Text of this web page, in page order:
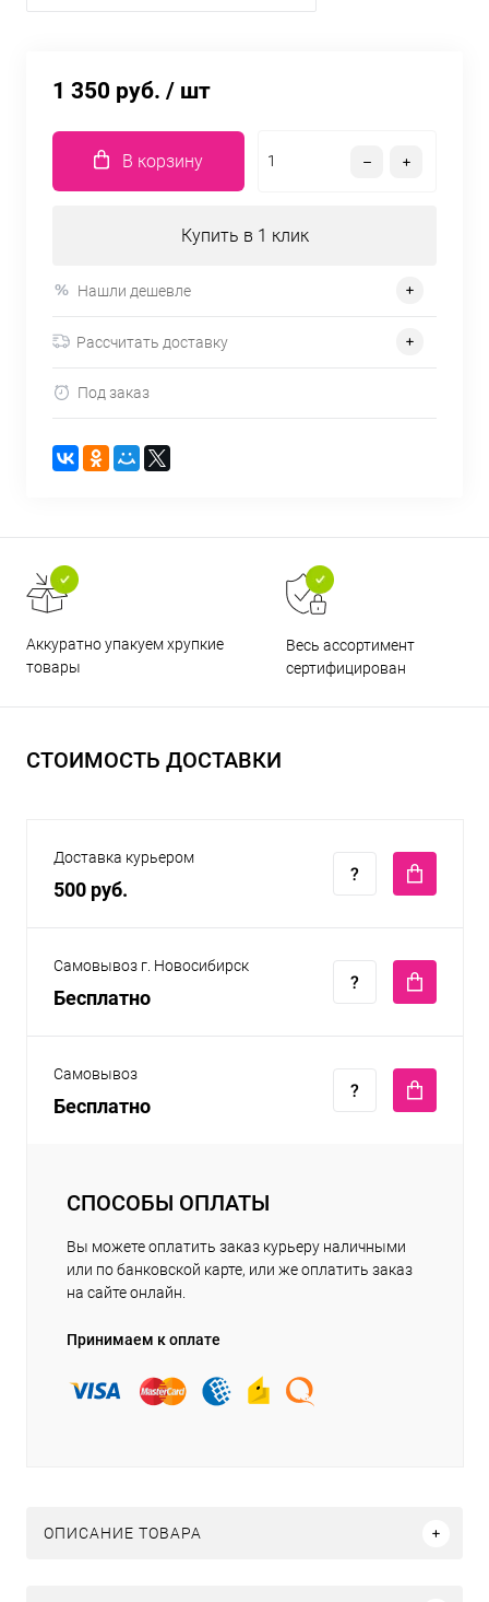
1 350 руб. / шт
В корзину
Купить в 1 клик
Нашли дешевле
Рассчитать доставку
Под заказ
Аккуратно упакуем хрупкие
товары
Весь ассортимент
сертифицирован
СТОИМОСТЬ ДОСТАВКИ
Доставка курьером
500 руб.
Самовывоз г. Новосибирск
Бесплатно
Самовывоз
Бесплатно
СПОСОБЫ ОПЛАТЫ
Вы можете оплатить заказ курьеру наличными
или по банковской карте, или же оплатить заказ
на сайте онлайн.
Принимаем к оплате
ОПИСАНИЕ ТОВАРА